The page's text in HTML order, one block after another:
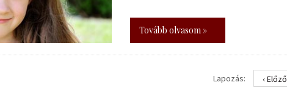
Tovább olvasom »
Lapozás: ‹ Előző